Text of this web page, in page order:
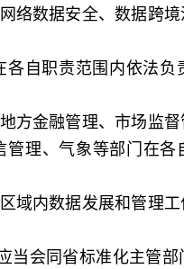
数据安全、数据跨境
自职责范围内依法负
金融管理、市场监督
理、气象等部门在
内数据发展和管理工
会同省标准化主管